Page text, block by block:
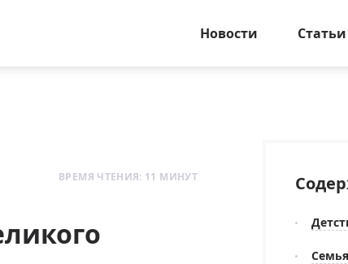
Новости Статьи
ВРЕМЯ ЧТЕНИЯ: 11 МИНУТ